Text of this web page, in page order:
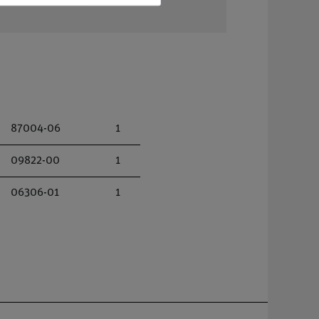
87004-06 1
09822-00 1
06306-01 1